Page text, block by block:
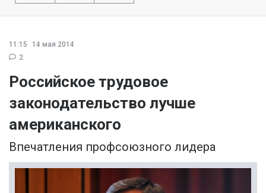
11:15
14 мая 2014
2
Российское трудовое
законодательство лучше
американского
Впечатления профсоюзного лидера